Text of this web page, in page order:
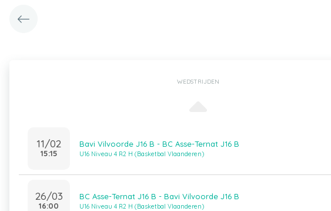
WEDSTRIJDEN
11/02
15:15
Bavi Vilvoorde J16 B - BC Asse-Ternat J16 B
U16 Niveau 4 R2 H (Basketbal Vlaanderen)
26/03
16:00
BC Asse-Ternat J16 B - Bavi Vilvoorde J16 B
U16 Niveau 4 R2 H (Basketbal Vlaanderen)